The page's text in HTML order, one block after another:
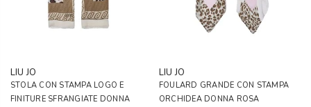
LIU JO
STOLA CON STAMPA LOGO E
FINITURE SFRANGIATE DONNA
LIU JO
FOULARD GRANDE CON STAMPA
ORCHIDEA DONNA ROSA